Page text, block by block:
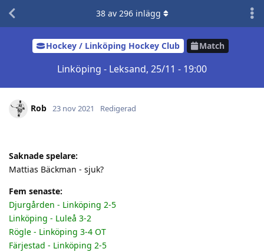
Hockey / Linköping Hockey Club Match
Linköping - Leksand, 25/11 - 19:00
38av 296inlägg
Rob 23 nov 2021 Redigerad
Saknade spelare:
Mattias Bäckman - sjuk?
Fem senaste:
Djurgården - Linköping 2-5
Linköping - Luleå 3-2
Rögle - Linköping 3-4 OT
Färjestad - Linköping 2-5